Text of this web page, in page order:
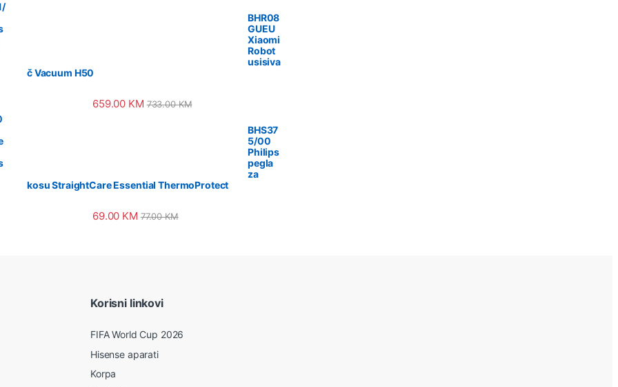
BHR08
GUEU
Xiaomi
Robot
usisiva
č Vacuum H50
659.00 KM 733.00KM
BHS37
5/00
Philips
pegla
za
kosu StraightCare Essential ThermoProtect
69.00 KM 77.00KM
Korisni linkovi
FIFA World Cup 2026
Hisense aparati
Korpa